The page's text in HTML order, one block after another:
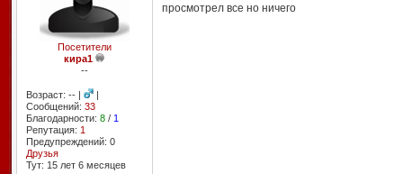
Посетители
кира1
--
Возраст: -- |
|
Сообщений: 33
Благодарности: 8/ 1
Репутация: 1
Предупреждений: 0
Друзья
Тут: 15 лет 6 месяцев
просмотрел все но ничего